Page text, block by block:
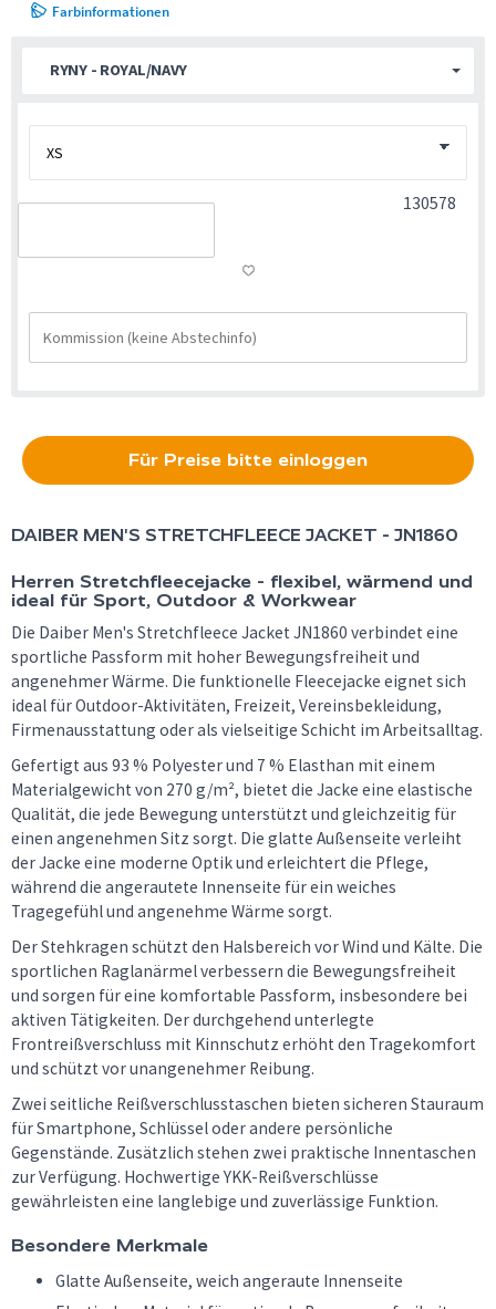
RYNY - ROYAL/NAVY
Farbinformationen
130578
Für Preise bitte einloggen
DAIBER MEN'S STRETCHFLEECE JACKET - JN1860
Herren Stretchfleecejacke - flexibel, wärmend und
ideal für Sport, Outdoor & Workwear
Die Daiber Men's Stretchfleece Jacket JN1860 verbindet eine
sportliche Passform mit hoher Bewegungsfreiheit und
angenehmer Wärme. Die funktionelle Fleecejacke eignet sich
ideal für Outdoor-Aktivitäten, Freizeit, Vereinsbekleidung,
Firmenausstattung oder als vielseitige Schicht im Arbeitsalltag.
Gefertigt aus 93 % Polyester und 7 % Elasthan mit einem
Materialgewicht von 270 g/m², bietet die Jacke eine elastische
Qualität, die jede Bewegung unterstützt und gleichzeitig für
einen angenehmen Sitz sorgt. Die glatte Außenseite verleiht
der Jacke eine moderne Optik und erleichtert die Pflege,
während die angerautete Innenseite für ein weiches
Tragegefühl und angenehme Wärme sorgt.
Der Stehkragen schützt den Halsbereich vor Wind und Kälte. Die
sportlichen Raglanärmel verbessern die Bewegungsfreiheit
und sorgen für eine komfortable Passform, insbesondere bei
aktiven Tätigkeiten. Der durchgehend unterlegte
Frontreißverschluss mit Kinnschutz erhöht den Tragekomfort
und schützt vor unangenehmer Reibung.
Zwei seitliche Reißverschlusstaschen bieten sicheren Stauraum
für Smartphone, Schlüssel oder andere persönliche
Gegenstände. Zusätzlich stehen zwei praktische Innentaschen
zur Verfügung. Hochwertige YKK-Reißverschlüsse
gewährleisten eine langlebige und zuverlässige Funktion.
Besondere Merkmale
Glatte Außenseite, weich angeraute Innenseite